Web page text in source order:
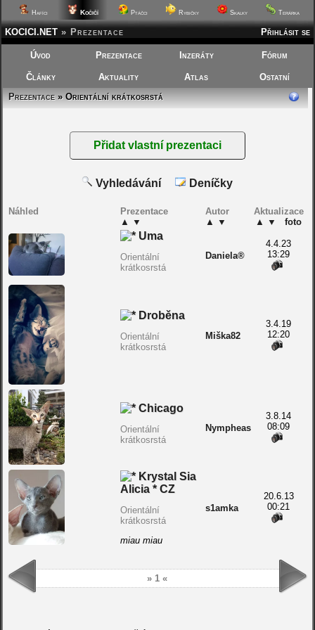
Hafíci Kočičí Ptáčci Rybičky Skalky Terárka
Přihlásit se
KOCICI.NET » Prezentace
Úvod Prezentace Inzeráty Fórum
Články Aktuality Atlas
Ostatní
Prezentace» Orientální krátkosrstá
Vyhledávání Deníčky
Náhled
Prezentace
▲ ▼
Autor
▲ ▼
Aktualizace
▲ ▼ foto
Uma
Orientální
krátkosrstá
Daniela®
4.4.23
13:29
Droběna
Orientální
krátkosrstá
Miška82
3.4.19
12:20
Chicago
Orientální
krátkosrstá
Nympheas
3.8.14
08:09
Krystal Sia
Alicia * CZ
Orientální
krátkosrstá
miau miau
s1amka
20.6.13
00:21
» 1 «